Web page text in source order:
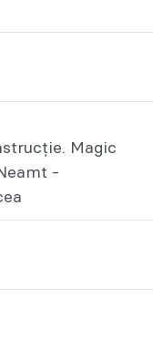
Magic
-